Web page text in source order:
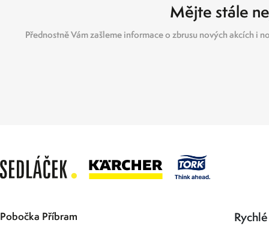
Mějte stále
Přednostně Vám zašleme informace o zbrusu nových akcích i
Pobočka Příbram